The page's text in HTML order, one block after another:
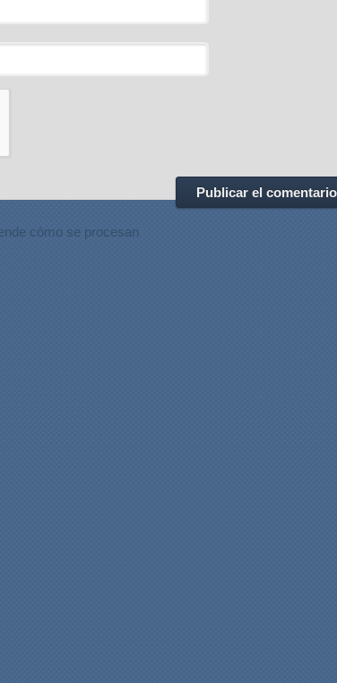
cómo se procesan